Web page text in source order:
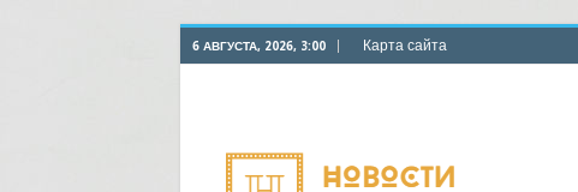
6 АВГУСТА, 2026, 3:00 Карта сайта